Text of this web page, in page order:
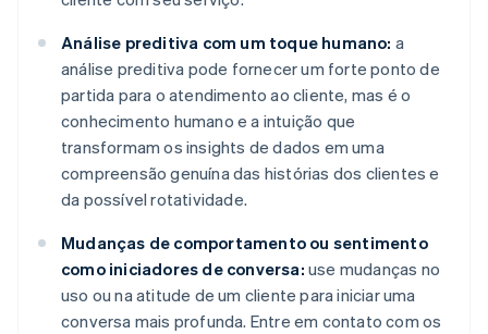
Análise preditiva com um toque humano: a
análise preditiva pode fornecer um forte ponto de
partida para o atendimento ao cliente, mas é o
conhecimento humano e a intuição que
transformam os insights de dados em uma
compreensão genuína das histórias dos clientes e
da possível rotatividade.
Mudanças de comportamento ou sentimento
como iniciadores de conversa: use mudanças no
uso ou na atitude de um cliente para iniciar uma
conversa mais profunda. Entre em contato com os